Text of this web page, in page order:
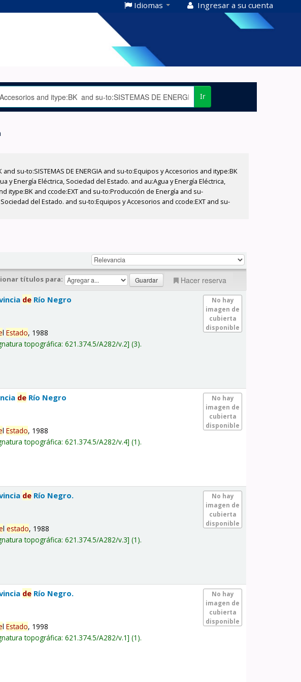
Idiomas Ingresar a su cuenta
Ir
su-to:SISTEMAS DE ENERGIA and su-to:Equipos y Accesorios and itype:BK
Energía Eléctrica, Sociedad del Estado. and au:Agua y Energía Eléctrica,
itype:BK and ccode:EXT and su-to:Producción de Energía and su-
del Estado. and su-to:Equipos y Accesorios and ccode:EXT and su-
títulos para: Hacer reserva
No hay
imagen de
cubierta
disponible
de Río Negro
lEstado, 1988
topográfica:621.374.5/A282/v.2 (3).
No hay
imagen de
cubierta
disponible
de Río Negro
lEstado, 1988
topográfica:621.374.5/A282/v.4 (1).
No hay
imagen de
cubierta
disponible
de Río Negro.
lestado, 1988
topográfica:621.374.5/A282/v.3 (1).
No hay
imagen de
cubierta
disponible
de Río Negro.
lEstado, 1998
topográfica:621.374.5/A282/v.1 (1).